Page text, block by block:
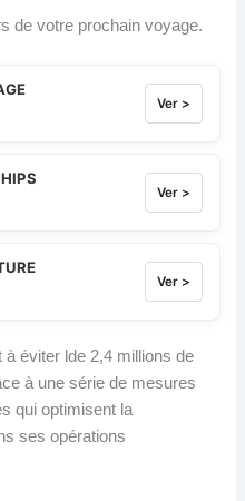
de votre prochain voyage.
Ver >
Ver >
Ver >
à éviter lde 2,4 millions de
à une série de mesures
qui optimisent la
ses opérations